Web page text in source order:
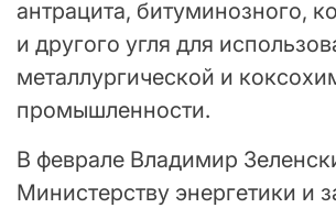
антрацита, битуминозного,
и другого угля для
металлургической и
промышленности.
В феврале Владимир
Министерству энергетики и